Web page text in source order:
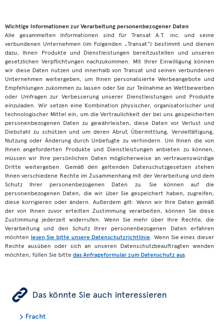
Wichtige Informationen zur Verarbeitung personenbezogener Daten
Alle gesammelten Informationen sind für Transat A.T. inc. und seine
verbundenen Unternehmen (im Folgenden „Transat“) bestimmt und dienen
dazu, Ihnen Produkte und Dienstleistungen bereitzustellen und unseren
gesetzlichen Verpflichtungen nachzukommen. Mit Ihrer Einwilligung können
wir diese Daten nutzen und innerhalb von Transat und seinen verbundenen
Unternehmen weitergeben, um Ihnen personalisierte Werbeangebote und
Empfehlungen zukommen zu lassen oder Sie zur Teilnahme an Wettbewerben
oder Umfragen zur Verbesserung unserer Dienstleistungen und Produkte
einzuladen. Wir setzen eine Kombination physischer, organisatorischer und
technologischer Mittel ein, um die Vertraulichkeit der bei uns gespeicherten
personenbezogenen Daten zu gewährleisten, diese Daten vor Verlust und
Diebstahl zu schützen und um deren Abruf, Übermittlung, Vervielfältigung,
Nutzung oder Änderung durch Unbefugte zu verhindern. Um Ihnen die von
Ihnen angeforderten Produkte und Dienstleistungen anbieten zu können,
müssen wir Ihre persönlichen Daten möglicherweise an vertrauenswürdige
Dritte weitergeben. Gemäß den geltenden Datenschutzgesetzen stehen
Ihnen verschiedene Rechte im Zusammenhang mit der Verarbeitung und dem
Schutz Ihrer personenbezogenen Daten zu. Sie können auf die
personenbezogenen Daten, die wir über Sie gespeichert haben, zugreifen,
diese korrigieren oder ändern. Außerdem gilt: Wenn wir Ihre Daten gemäß
der von Ihnen zuvor erteilten Zustimmung verarbeiten, können Sie diese
Zustimmung jederzeit widerrufen. Wenn Sie mehr über Ihre Rechte, die
Verarbeitung und den Schutz Ihrer personenbezogenen Daten erfahren
möchten lesen Sie bitte unsere Datenschutzrichtlinie . Wenn Sie eines dieser
Rechte ausüben oder sich an unseren Datenschutzbeauftragten wenden
möchten, füllen Sie bitte das Anfrageformular zum Datenschutz aus
ÿ Das könnte Sie auch interessieren
Fracht